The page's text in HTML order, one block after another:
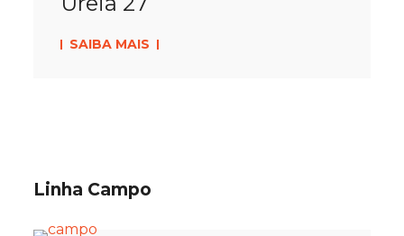
SAIBA MAIS
Linha Campo